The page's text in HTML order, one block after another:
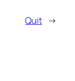
Quit →